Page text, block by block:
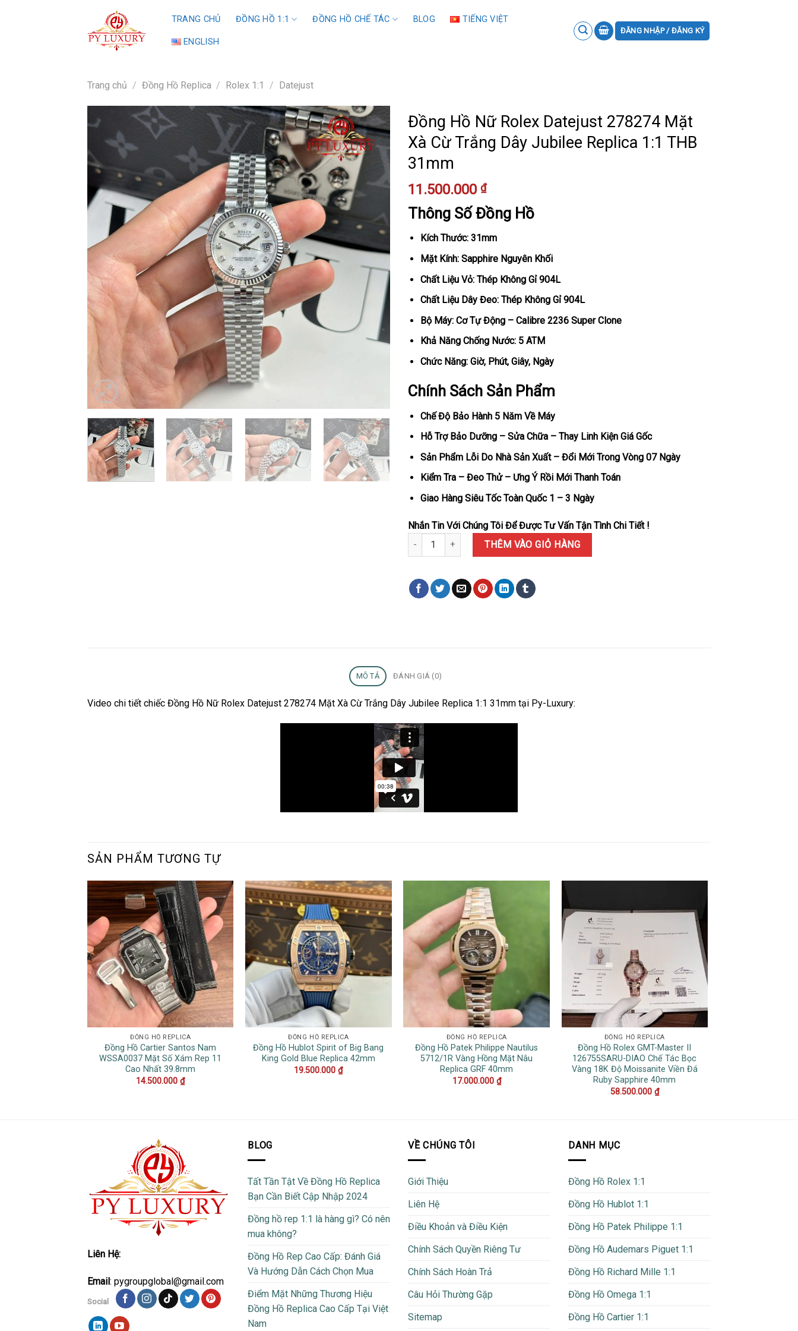
TRANG CHỦ ĐỒNG HỒ 1:1 ĐỒNG HỒ CHẾ TÁC BLOG TIẾNG VIỆT
ENGLISH
ĐĂNG NHẬP / ĐĂNG KÝ
Trang chủ / Đồng Hồ Replica / Rolex 1:1 / Datejust
Đồng Hồ Nữ Rolex Datejust 278274 Mặt
Xà Cừ Trắng Dây Jubilee Replica 1:1 THB
31mm
11.500.000 ₫
Thông Số Đồng Hồ
Kích Thước: 31mm
Mặt Kính: Sapphire Nguyên Khối
Chất Liệu Vỏ: Thép Không Gỉ 904L
Chất Liệu Dây Đeo: Thép Không Gỉ 904L
Bộ Máy: Cơ Tự Động – Calibre 2236 Super Clone
Khả Năng Chống Nước: 5 ATM
Chức Năng: Giờ, Phút, Giây, Ngày
Chính Sách Sản Phẩm
Chế Độ Bảo Hành 5 Năm Về Máy
Hỗ Trợ Bảo Dưỡng – Sửa Chữa – Thay Linh Kiện Giá Gốc
Sản Phẩm Lỗi Do Nhà Sản Xuất – Đổi Mới Trong Vòng 07 Ngày
Kiểm Tra – Đeo Thử – Ưng Ý Rồi Mới Thanh Toán
Giao Hàng Siêu Tốc Toàn Quốc 1 – 3 Ngày
Nhắn Tin Với Chúng Tôi Để Được Tư Vấn Tận Tình Chi Tiết !
Đồng Hồ Nữ Rolex Datejust 278274 Mặt Xà Cừ Trắng Dây Jubilee Replica 1:1 THB 31mm số lượng
THÊM VÀO GIỎ HÀNG
MÔ TẢ ĐÁNH GIÁ (0)
Video chi tiết chiếc Đồng Hồ Nữ Rolex Datejust 278274 Mặt Xà Cừ Trắng Dây Jubilee Replica 1:1 31mm tại Py-Luxury:
SẢN PHẨM TƯƠNG TỰ
ĐỒNG HỒ REPLICA
Đồng Hồ Cartier Santos Nam
WSSA0037 Mặt Số Xám Rep 11
Cao Nhất 39.8mm
14.500.000₫
ĐỒNG HỒ REPLICA
Đồng Hồ Hublot Spirit of Big Bang
King Gold Blue Replica 42mm
19.500.000₫
ĐỒNG HỒ REPLICA
Đồng Hồ Patek Philippe Nautilus
5712/1R Vàng Hồng Mặt Nâu
Replica GRF 40mm
17.000.000 ₫
ĐỒNG HỒ REPLICA
Đồng Hồ Rolex GMT-Master II
126755SARU-DIAO Chế Tác Bọc
Vàng 18K Độ Moissanite Viền Đá
Ruby Sapphire 40mm
58.500.000 ₫
Liên Hệ:
Email: pygroupglobal@gmail.com
Social
BLOG
Tất Tần Tật Về Đồng Hồ Replica
Bạn Cần Biết Cập Nhập 2024
Đồng hồ rep 1:1 là hàng gì? Có nên
mua không?
Đồng Hồ Rep Cao Cấp: Đánh Giá
Và Hướng Dẫn Cách Chọn Mua
Điểm Mặt Những Thương Hiệu
Đồng Hồ Replica Cao Cấp Tại Việt
Nam
VỀ CHÚNG TÔI
Giới Thiệu
Liên Hệ
Điều Khoản và Điều Kiện
Chính Sách Quyền Riêng Tư
Chính Sách Hoàn Trả
Câu Hỏi Thường Gặp
Sitemap
DANH MỤC
Đồng Hồ Rolex 1:1
Đồng Hồ Hublot 1:1
Đồng Hồ Patek Philippe 1:1
Đồng Hồ Audemars Piguet 1:1
Đồng Hồ Richard Mille 1:1
Đồng Hồ Omega 1:1
Đồng Hồ Cartier 1:1